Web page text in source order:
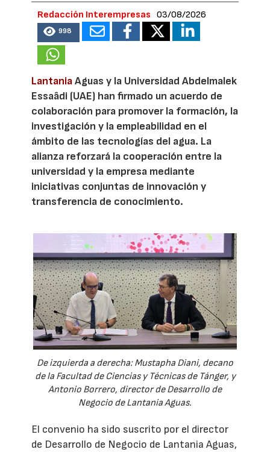
Redacción Interempresas 03/08/2026
998
LantaniaAguas y la Universidad Abdelmalek
Essaâdi (UAE) han firmado un acuerdo de
colaboración para promover la formación, la
investigación y la empleabilidad en el
ámbito de las tecnologías del agua. La
alianza reforzará la cooperación entre la
universidad y la empresa mediante
iniciativas conjuntas de innovación y
transferencia de conocimiento.
De izquierda a derecha: Mustapha Diani, decano
de la Facultad de Ciencias y Técnicas de Tánger, y
Antonio Borrero, director de Desarrollo de
Negocio de Lantania Aguas.
El convenio ha sido suscrito por el director
de Desarrollo de Negocio de Lantania Aguas,